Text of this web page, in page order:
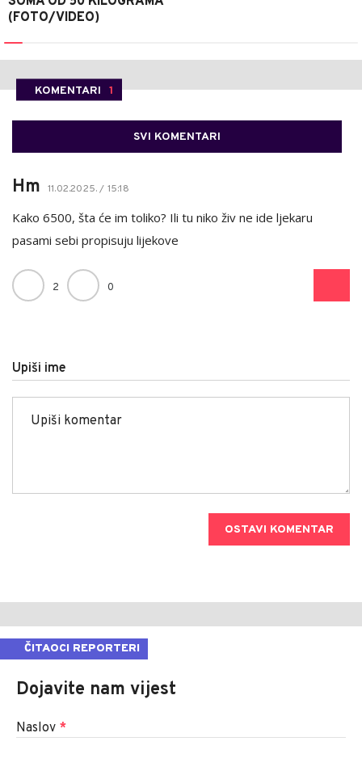
(FOTO/VIDEO)
KOMENTARI 1
SVI KOMENTARI
Hm 11.02.2025. / 15:18
Kako 6500, šta će im toliko? Ili tu niko živ ne ide ljekaru
pasami sebi propisuju lijekove
2 0
Upiši ime
OSTAVI KOMENTAR
ČITAOCI REPORTERI
Dojavite nam vijest
Naslov *